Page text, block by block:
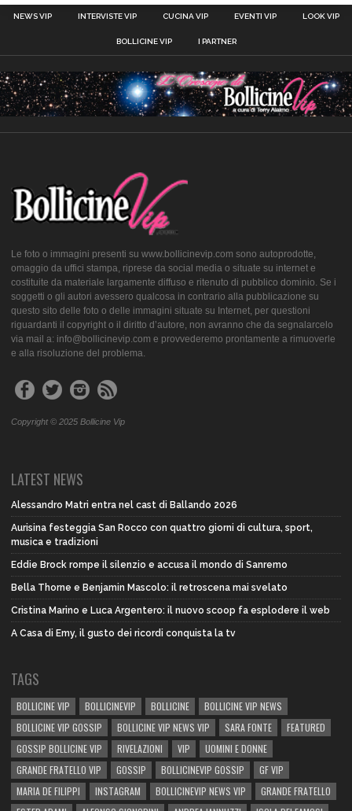
NEWS VIP INTERVISTE VIP CUCINA VIP EVENTI VIP LOOK VIP
BOLLICINE VIP I PARTNER
Le foto o immagini presenti su www.bollicinevip.com sono autoprodotte,
omaggio da uffici stampa, riprese da social media o situate su internet e
costituite da materiale largamente diffuso e ritenuto di pubblico dominio. Se i
soggetti o gli autori avessero qualcosa in contrario alla pubblicazione su
questo sito delle foto o delle immagini situate su Internet, per questioni
riguardanti il copyright o il diritto d’autore, non avranno che da segnalarcelo
via mail a: info@bollicinevip.com e provvederemo prontamente a rimuoverle
e alla risoluzione del problema.
Copyright © 2025 Bollicine Vip
LATEST NEWS
Alessandro Matri entra nel cast di Ballando 2026
Aurisina festeggia San Rocco con quattro giorni di cultura, sport,
musica e tradizioni
Eddie Brock rompe il silenzio e accusa il mondo di Sanremo
Bella Thorne e Benjamin Mascolo: il retroscena mai svelato
Cristina Marino e Luca Argentero: il nuovo scoop fa esplodere il web
A Casa di Emy, il gusto dei ricordi conquista la tv
TAGS
BOLLICINE VIP BOLLICINEVIP BOLLICINE
BOLLICINE VIP NEWS
BOLLICINE VIP GOSSIP
BOLLICINE VIP NEWS VIP SARA FONTE
FEATURED
GOSSIP BOLLICINE VIP
RIVELAZIONI VIP
UOMINI E DONNE
GRANDE FRATELLO VIP
GOSSIP BOLLICINEVIP GOSSIP
GF VIP
MARIA DE FILIPPI
INSTAGRAM BOLLICINEVIP NEWS VIP
GRANDE FRATELLO